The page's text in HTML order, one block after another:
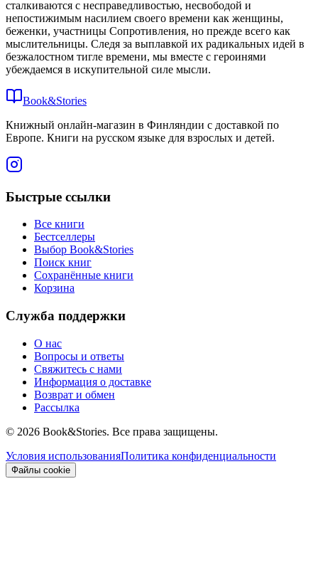
сталкиваются с несправедливостью, несвободой и
непостижимым насилием своего времени как женщины,
беженки, участницы Cопротивления, но прежде всего как
мыслительницы. Следя за выплавкой их радикальных идей в
безжалостном тигле времени, мы вместе с героинями
убеждаемся в искупительной силе мысли.
Book&Stories
Книжный онлайн-магазин в Финляндии с доставкой по
Европе. Книги на русском языке для взрослых и детей.
Быстрые ссылки
Все книги
Бестселлеры
Выбор Book&Stories
Поиск книг
Сохранённые книги
Корзина
Служба поддержки
О нас
Вопросы и ответы
Свяжитесь с нами
Информация о доставке
Возврат и обмен
Рассылка
© 2026 Book&Stories. Все права защищены.
Условия использованияПолитика конфиденциальности
Файлы cookie